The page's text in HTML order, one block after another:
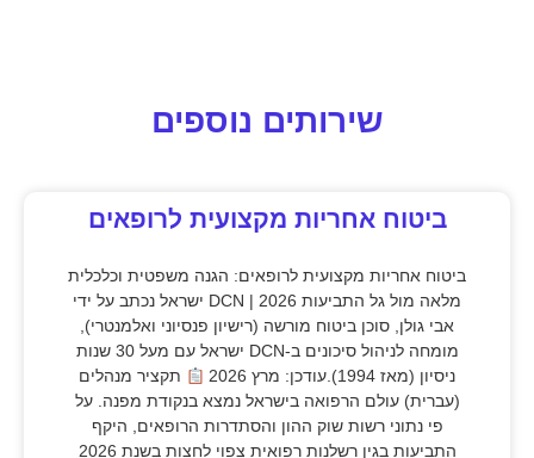
שירותים נוספים
ביטוח אחריות מקצועית לרופאים
ביטוח אחריות מקצועית לרופאים: הגנה משפטית וכלכלית
מלאה מול גל התביעות 2026 | DCN ישראל נכתב על ידי
אבי גולן, סוכן ביטוח מורשה (רישיון פנסיוני ואלמנטרי),
מומחה לניהול סיכונים ב-DCN ישראל עם מעל 30 שנות
ניסיון (מאז 1994).עודכן: מרץ 2026
תקציר מנהלים
(עברית) עולם הרפואה בישראל נמצא בנקודת מפנה. על
פי נתוני רשות שוק ההון והסתדרות הרופאים, היקף
התביעות בגין רשלנות רפואית צפוי לחצות בשנת 2026